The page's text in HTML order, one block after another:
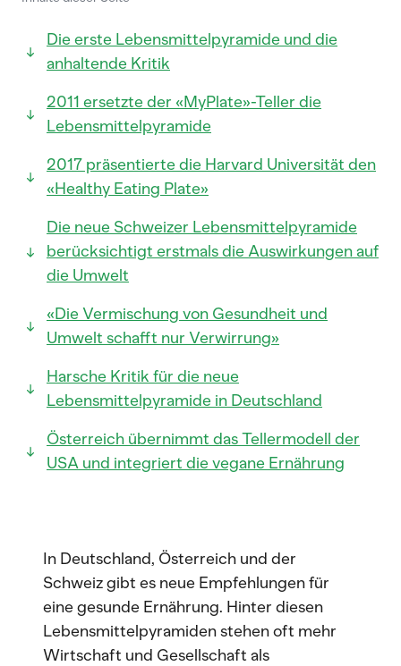
Die erste Lebensmittelpyramide und die
anhaltende Kritik
2011 ersetzte der «MyPlate»-Teller die
Lebensmittelpyramide
2017 präsentierte die Harvard Universität den
«Healthy Eating Plate»
Die neue Schweizer Lebensmittelpyramide
berücksichtigt erstmals die Auswirkungen auf
die Umwelt
«Die Vermischung von Gesundheit und
Umwelt schafft nur Verwirrung»
Harsche Kritik für die neue
Lebensmittelpyramide in Deutschland
Österreich übernimmt das Tellermodell der
USA und integriert die vegane Ernährung
In Deutschland, Österreich und der
Schweiz gibt es neue Empfehlungen für
eine gesunde Ernährung. Hinter diesen
Lebensmittelpyramiden stehen oft mehr
Wirtschaft und Gesellschaft als